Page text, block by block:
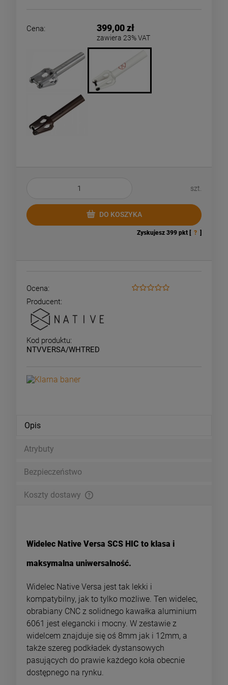
Cena: 399,00 zł
zawiera 23% VAT
szt.
DO KOSZYKA
Zyskujesz 399 pkt [ ? ]
Ocena:
Producent:
Kod produktu:
NTVVERSA/WHTRED
Opis
Atrybuty
Bezpieczeństwo
Koszty dostawy
Widelec Native Versa SCS HIC to klasa i
maksymalna uniwersalność.
Widelec Native Versa jest tak lekki i
kompatybilny, jak to tylko możliwe. Ten widelec,
obrabiany CNC z solidnego kawałka aluminium
6061 jest elegancki i mocny. W zestawie z
widelcem znajduje się oś 8mm jak i 12mm, a
także szereg podkładek dystansowych
pasujących do prawie każdego koła obecnie
dostępnego na rynku.